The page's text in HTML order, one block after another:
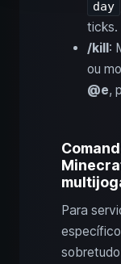
day
ticks.
/kill:
ou
@e,
Para